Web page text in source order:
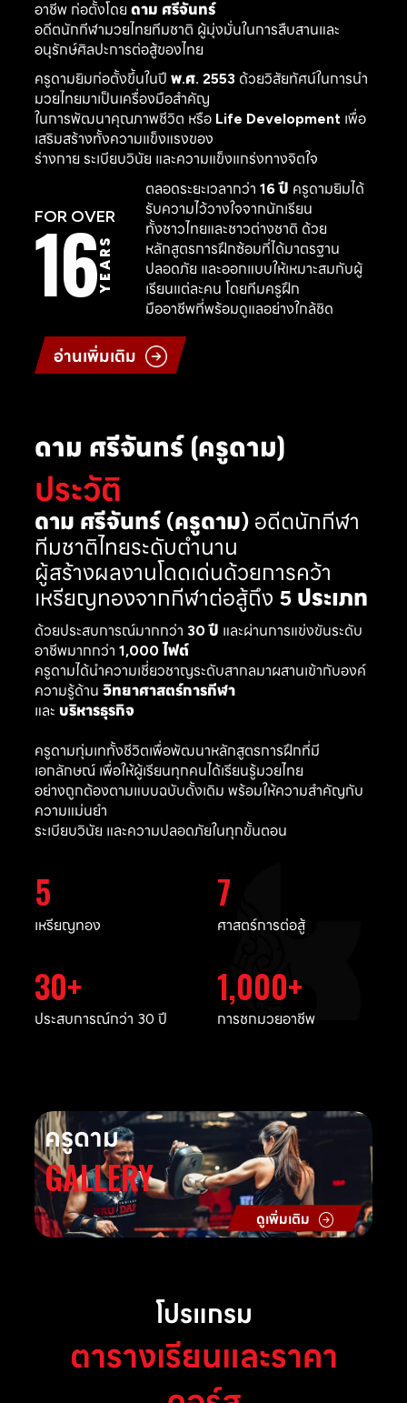
อาชีพ ก่อตั้งโดย ดาม ศรีจันทร์
อดีตนักกีฬามวยไทยทีมชาติ ผู้มุ่งมั่นในการสืบสานและ
อนุรักษ์ศิลปะการต่อสู้ของไทย
ครูดามยิมก่อตั้งขึ้นในปี พ.ศ. 2553ด้วยวิสัยทัศน์ในการนำ
มวยไทยมาเป็นเครื่องมือสำคัญ
ในการพัฒนาคุณภาพชีวิต หรือ Life Developmentเพื่อ
เสริมสร้างทั้งความแข็งแรงของ
ร่างกาย ระเบียบวินัย และความแข็งแกร่งทางจิตใจ
FOR OVER
16YEARS
ตลอดระยะเวลากว่า 16 ปี ครูดามยิมได้
รับความไว้วางใจจากนักเรียน
ทั้งชาวไทยและชาวต่างชาติ ด้วย
หลักสูตรการฝึกซ้อมที่ได้มาตรฐาน
ปลอดภัย และออกแบบให้เหมาะสมกับผู้
เรียนแต่ละคน โดยทีมครูฝึก
มืออาชีพที่พร้อมดูแลอย่างใกล้ชิด
อ่านเพิ่มเติม
ดาม ศรีจันทร์ (ครูดาม)
ประวัติ
ดาม ศรีจันทร์ (ครูดาม)อดีตนักกีฬา
ทีมชาติไทยระดับตำนาน
ผู้สร้างผลงานโดดเด่นด้วยการคว้า
เหรียญทองจากกีฬาต่อสู้ถึง 5 ประเภท
ด้วยประสบการณ์มากกว่า 30 ปี และผ่านการแข่งขันระดับ
อาชีพมากกว่า 1,000 ไฟต์
ครูดามได้นำความเชี่ยวชาญระดับสากลมาผสานเข้ากับองค์
ความรู้ด้าน วิทยาศาสตร์การกีฬา
และ บริหารธุรกิจ
ครูดามทุ่มเททั้งชีวิตเพื่อพัฒนาหลักสูตรการฝึกที่มี
เอกลักษณ์ เพื่อให้ผู้เรียนทุกคนได้เรียนรู้มวยไทย
อย่างถูกต้องตามแบบฉบับดั้งเดิม พร้อมให้ความสำคัญกับ
ความแม่นยำ
ระเบียบวินัย และความปลอดภัยในทุกขั้นตอน
5
เหรียญทอง
7
ศาสตร์การต่อสู้
30
ประสบการณ์กว่า 30 ปี
1,000
การชกมวยอาชีพ
ครูดาม
GALLERY
ดูเพิ่มเติม
โปรแกรม
ตารางเรียนและราคา